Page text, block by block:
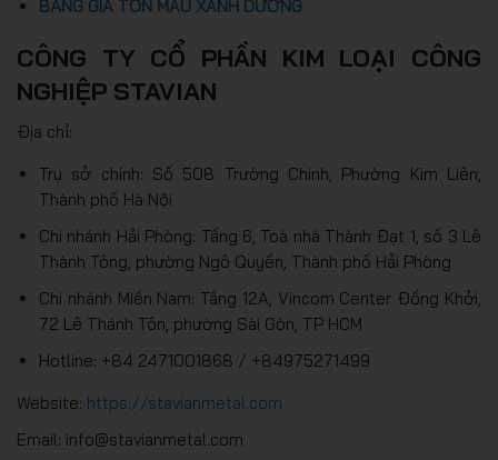
BẢNG GIÁ TÔN MÀU XANH DƯƠNG
CÔNG TY CỔ PHẦN KIM LOẠI CÔNG
NGHIỆP STAVIAN
Địa chỉ:
Trụ sở chính: Số 508 Trường Chinh, Phường Kim Liên,
Thành phố Hà Nội
Chi nhánh Hải Phòng: Tầng 6, Toà nhà Thành Đạt 1, số 3 Lê
Thành Tông, phường Ngô Quyền, Thành phố Hải Phòng
Chi nhánh Miền Nam: Tầng 12A, Vincom Center Đồng Khởi,
72 Lê Thánh Tôn, phường Sài Gòn, TP HCM
Hotline: +84 2471001868 / +84975271499
Website: https://stavianmetal.com
Email: info@stavianmetal.com